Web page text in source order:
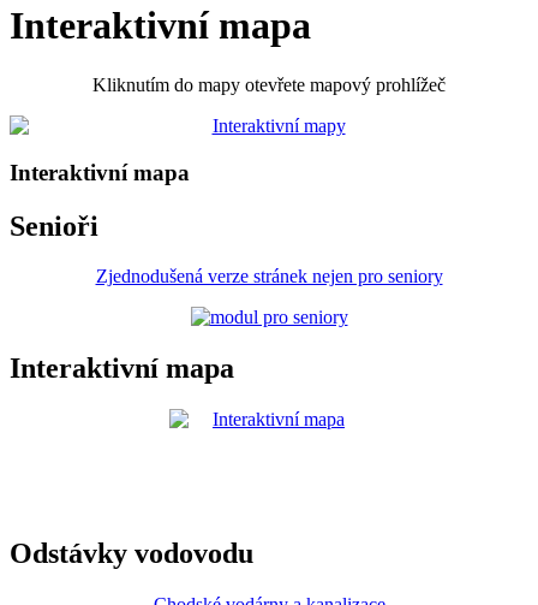
Interaktivní mapa
Kliknutím do mapy otevřete mapový prohlížeč
Interaktivní mapa
Senioři
Zjednodušená verze stránek nejen pro seniory
Interaktivní mapa
Odstávky vodovodu